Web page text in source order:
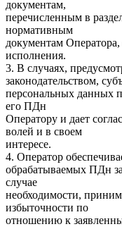
документам,
перечисленным в
нормативным
документам
исполнения.
3. В случаях,
законодательством,
персональных данных
его ПДн
Оператору и дает
волей и в своем
интересе.
4. Оператор
обрабатываемых ПДн
случае
необходимости,
избыточности по
отношению к